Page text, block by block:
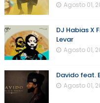
Agosto 01,
DJ Habias X
Levar
Agosto 01,
Davido feat.
Agosto 01,